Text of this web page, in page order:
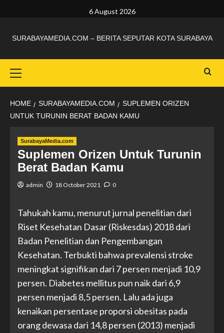
6 August 2026
SURABAYAMEDIA.COM – BERITA SEPUTAR KOTA SURABAYA
HOME SURABAYAMEDIA.COM
SUPLEMEN ORIZEN
UNTUK TURUNIN BERAT BADAN KAMU
SurabayaMedia.com
Suplemen Orizen Untuk Turunin
Berat Badan Kamu
admin 18 October 2021 0
Tahukah kamu, menurut jurnal penelitian dari
Riset Kesehatan Dasar (Riskesdas) 2018 dari
Badan Penelitian dan Pengembangan
Kesehatan. Terbukti bahwa prevalensi stroke
meningkat signifikan dari 7 persen menjadi 10,9
persen. Diabetes mellitus pun naik dari 6,9
persen menjadi 8,5 persen. Lalu ada juga
kenaikan persentase proporsi obesitas pada
orang dewasa dari 14,8 persen (2013) menjadi